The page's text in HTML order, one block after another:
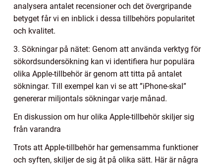
analysera antalet recensioner och det övergripande
betyget får vi en inblick i dessa tillbehörs popularitet
och kvalitet.
3. Sökningar på nätet: Genom att använda verktyg för
sökordsundersökning kan vi identifiera hur populära
olika Apple-tillbehör är genom att titta på antalet
sökningar. Till exempel kan vi se att ”iPhone-skal”
genererar miljontals sökningar varje månad.
En diskussion om hur olika Apple-tillbehör skiljer sig
från varandra
Trots att Apple-tillbehör har gemensamma funktioner
och syften, skiljer de sig åt på olika sätt. Här är några